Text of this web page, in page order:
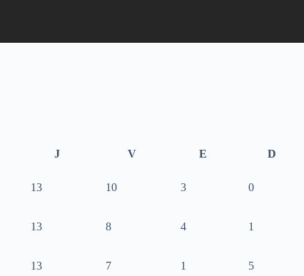
J V E D
13 10 3 0
13 8 4 1
13 7 1 5